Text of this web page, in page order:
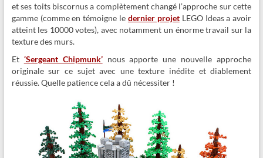
et ses toits biscornus a complètement changé l’approche sur cette
gamme (comme en témoigne le dernier projetLEGO Ideas a avoir
atteint les 10000 votes), avec notamment un énorme travail sur la
texture des murs.
Et ‘Sergeant Chipmunk’nous apporte une nouvelle approche
originale sur ce sujet avec une texture inédite et diablement
réussie. Quelle patience cela a dû nécessiter !